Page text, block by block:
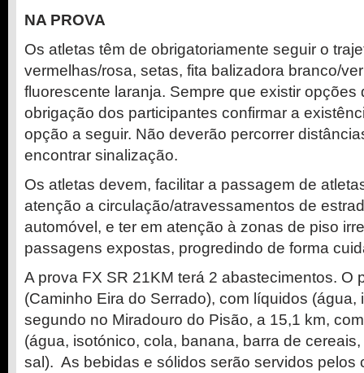
NA PROVA
Os atletas têm de obrigatoriamente seguir o
vermelhas/rosa, setas, fita balizadora branco/
fluorescente laranja. Sempre que existir opções
obrigação dos participantes confirmar a
opção a seguir. Não deverão percorrer
encontrar sinalização.
Os atletas devem, facilitar a passagem de
atenção a circulação/atravessamentos de
automóvel, e ter em atenção à zonas de piso
passagens expostas, progredindo de forma
A prova FX SR 21KM terá 2 abastecimentos. O
(Caminho Eira do Serrado), com líquidos (água,
segundo no Miradouro do Pisão, a 15,1 km,
(água, isotónico, cola, banana, barra de
sal). As bebidas e sólidos serão servidos pelos